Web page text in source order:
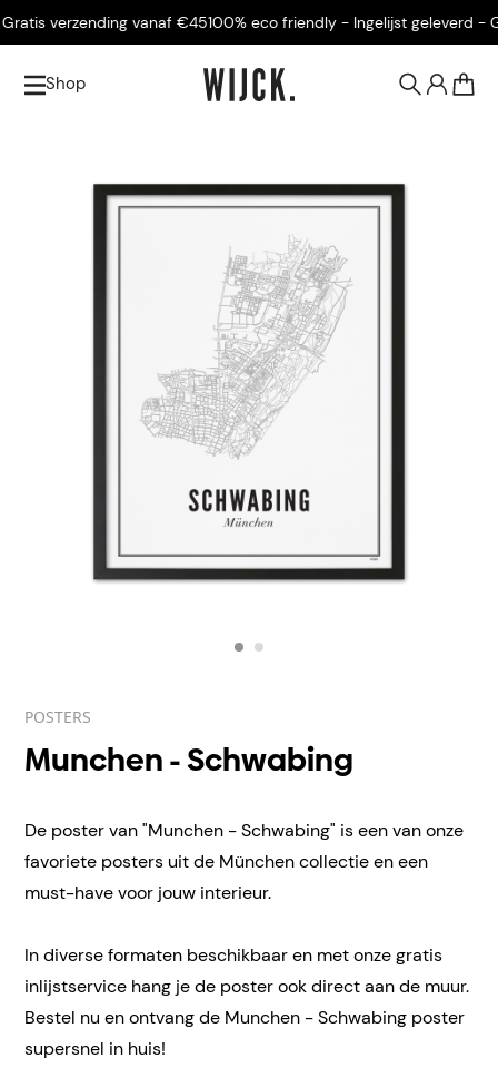
verzending vanaf €45100% eco friendly - Ingelijst geleverd -
Shop
POSTERS
Munchen - Schwabing
De poster van "Munchen - Schwabing" is een van onze
favoriete posters uit de München collectie en een
must-have voor jouw interieur.
In diverse formaten beschikbaar en met onze gratis
inlijstservice hang je de poster ook direct aan de muur.
Bestel nu en ontvang de Munchen - Schwabing poster
supersnel in huis!